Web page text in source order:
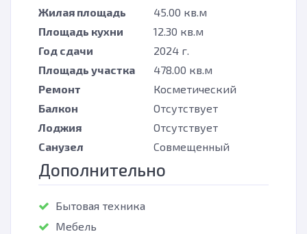
Жилая площадь
45.00 кв.м
Площадь кухни
12.30 кв.м
Год сдачи
2024 г.
Площадь участка
478.00 кв.м
Ремонт
Косметический
Балкон
Отсутствует
Лоджия
Отсутствует
Санузел
Совмещенный
Дополнительно
Бытовая техника
Мебель